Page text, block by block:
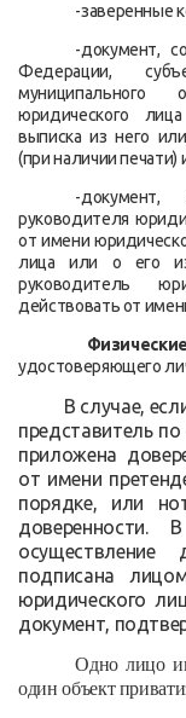
-заверенные
-документ,
Федерации,
муниципального
юридического
выписка из него
(при наличии
-документ,
руководителя
от имени
лица или о его
руководитель
действовать от
Физические
удостоверяющего
В случае,
представитель
приложена
от имени
порядке, или
доверенности.
осуществление
подписана
юридического
документ,
Одно лицо
один объект